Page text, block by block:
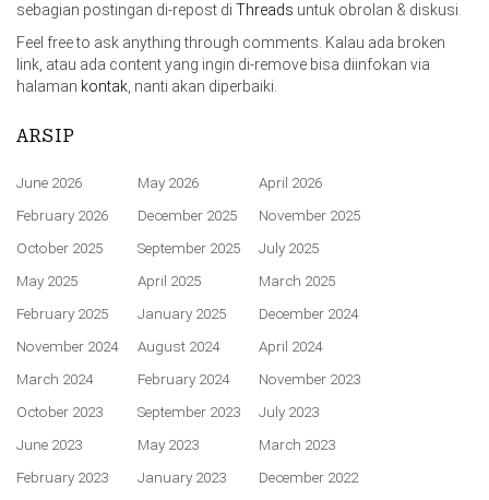
sebagian postingan di-repost di Threads untuk obrolan & diskusi.
Feel free to ask anything through comments. Kalau ada broken
link, atau ada content yang ingin di-remove bisa diinfokan via
halaman kontak , nanti akan diperbaiki.
ARSIP
June 2026 May 2026
April 2026
February 2026
December 2025
November 2025
October 2025
September 2025
July 2025
May 2025
April 2025
March 2025
February 2025
January 2025
December 2024
November 2024
August 2024
April 2024
March 2024
February 2024
November 2023
October 2023
September 2023
July 2023
June 2023
May 2023
March 2023
February 2023
January 2023
December 2022